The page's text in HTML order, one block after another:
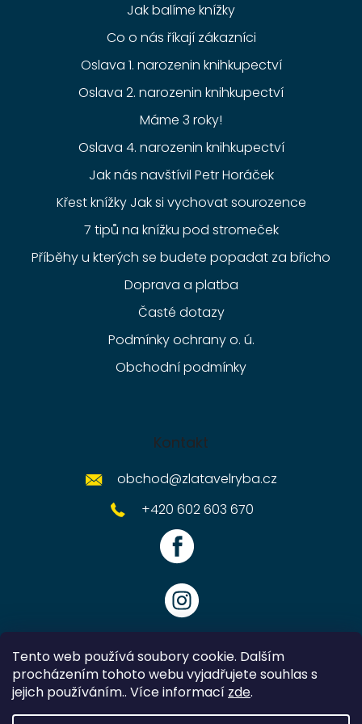
Tento web používá soubory cookie. Dalším
procházením tohoto webu vyjadřujete souhlas s
jejich používáním.. Více informací zde.
Jak balíme knížky
Co o nás říkají zákazníci
Oslava 1. narozenin knihkupectví
Oslava 2. narozenin knihkupectví
Máme 3 roky!
Oslava 4. narozenin knihkupectví
Jak nás navštívil Petr Horáček
Křest knížky Jak si vychovat sourozence
7 tipů na knížku pod stromeček
Příběhy u kterých se budete popadat za břicho
Doprava a platba
Časté dotazy
Podmínky ochrany o. ú.
Obchodní podmínky
Kontakt
obchod@zlatavelryba.cz
+420 602 603 670